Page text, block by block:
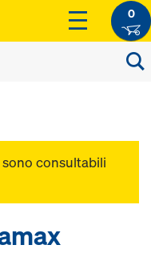
0
consultabili